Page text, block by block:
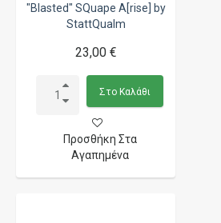
"Blasted" SQuape A[rise] by
StattQualm
23,00 €
Στο Καλάθι
Προσθήκη Στα
Αγαπημένα